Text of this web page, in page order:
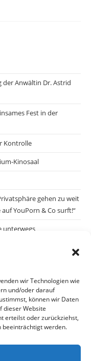
wir Technologien wie
und/oder darauf
können wir Daten
dieser Website
erteilst oder zurückziehst,
beeinträchtigt werden.
der Anwältin Dr. Astrid
Fest in der
Kontrolle
Kinosaal
gehen zu weit
YouPorn & Co surft!“
unterwegs
einem Anschlag wäre